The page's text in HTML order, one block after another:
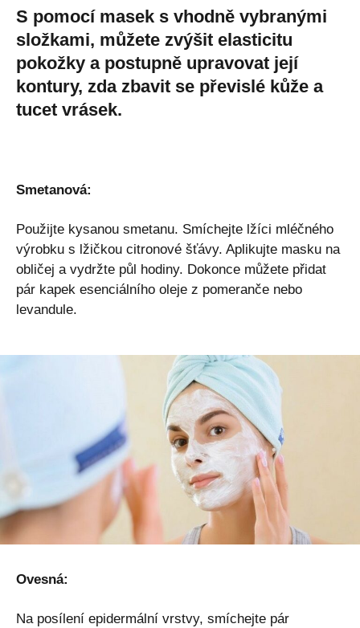
S pomocí masek s vhodně vybranými
složkami, můžete zvýšit elasticitu
pokožky a postupně upravovat její
kontury, zda zbavit se převislé kůže a
tucet vrásek.
Smetanová:
Použijte kysanou smetanu. Smíchejte lžíci mléčného
výrobku s lžičkou citronové šťávy. Aplikujte masku na
obličej a vydržte půl hodiny. Dokonce můžete přidat
pár kapek esenciálního oleje z pomeranče nebo
levandule.
Ovesná:
Na posílení epidermální vrstvy, smíchejte pár